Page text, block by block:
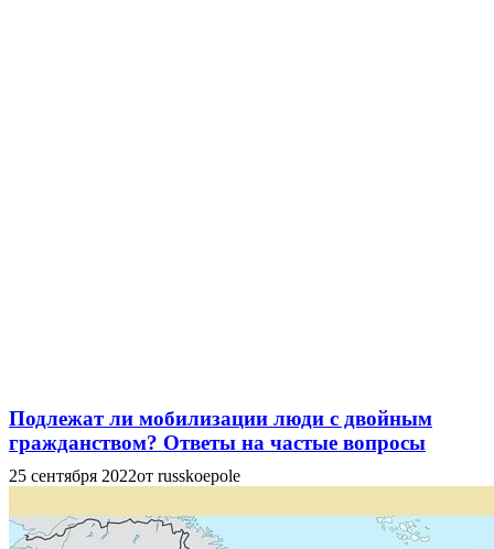
Подлежат ли мобилизации люди с двойным
гражданством? Ответы на частые вопросы
25 сентября 2022от russkoepole